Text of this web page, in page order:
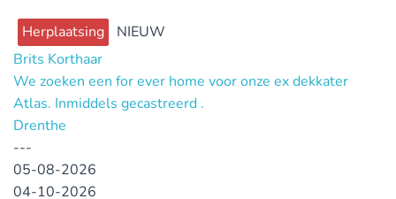
Herplaatsing
NIEUW
Brits Korthaar
We zoeken een for ever home voor onze ex dekkater
Atlas. Inmiddels gecastreerd .
Drenthe
---
05-08-2026
04-10-2026